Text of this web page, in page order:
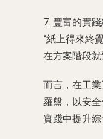
7. 豐富的實
“紙上得來終
在方案階段
而言 ，在工
羅盤，以安
實踐中提升綜